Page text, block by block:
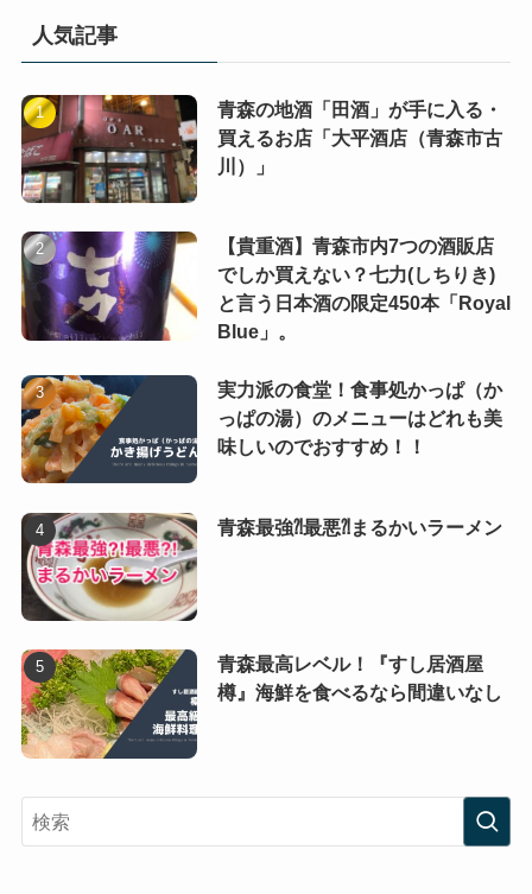
人気記事
青森の地酒「田酒」が手に入る・
買えるお店「大平酒店（青森市古
川）」
【貴重酒】青森市内7つの酒販店
でしか買えない？七力(しちりき)
と言う日本酒の限定450本「Royal
Blue」。
実力派の食堂！食事処かっぱ（か
っぱの湯）のメニューはどれも美
味しいのでおすすめ！！
青森最強⁈最悪⁈まるかいラーメン
青森最高レベル！『すし居酒屋
樽』海鮮を食べるなら間違いなし